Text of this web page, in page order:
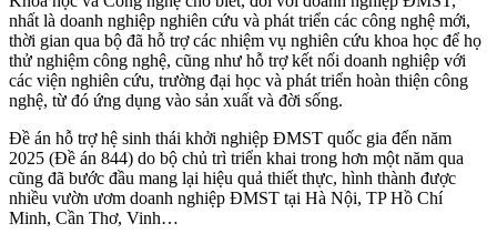
nhất là doanh nghiệp nghiên cứu và phát triển các công nghệ mới,
thời gian qua bộ đã hỗ trợ các nhiệm vụ nghiên cứu khoa học để họ
thử nghiệm công nghệ, cũng như hỗ trợ kết nối doanh nghiệp với
các viện nghiên cứu, trường đại học và phát triển hoàn thiện công
nghệ, từ đó ứng dụng vào sản xuất và đời sống.
Ðề án hỗ trợ hệ sinh thái khởi nghiệp ÐMST quốc gia đến năm
2025 (Ðề án 844) do bộ chủ trì triển khai trong hơn một năm qua
cũng đã bước đầu mang lại hiệu quả thiết thực, hình thành được
nhiều vườn ươm doanh nghiệp ĐMST tại Hà Nội, TP Hồ Chí
Minh, Cần Thơ, Vinh…